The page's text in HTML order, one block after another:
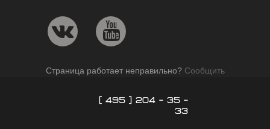
Страница работает неправильно? Сообщить
[ 495 ] 204 - 35 -
33